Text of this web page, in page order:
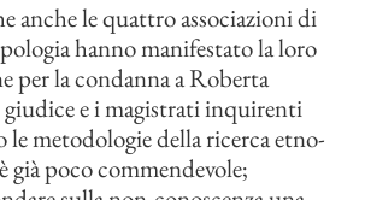
anche le quattro associazioni di
hanno manifestato la loro
per la condanna a Roberta
e i magistrati inquirenti
le metodologie della ricerca etno-
già poco commendevole;